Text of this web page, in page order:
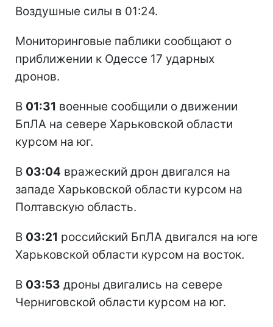
Воздушные силы в 01:24.
Мониторинговые паблики сообщают о
приближении к Одессе 17 ударных
дронов.
В 01:31 военные сообщили о движении
БпЛА на севере Харьковской области
курсом на юг.
В 03:04 вражеский дрон двигался на
западе Харьковской области курсом на
Полтавскую область.
В 03:21 российский БпЛА двигался на юге
Харьковской области курсом на восток.
В 03:53 дроны двигались на севере
Черниговской области курсом на юг.